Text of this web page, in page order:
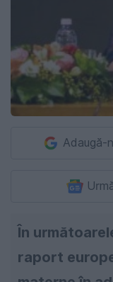
Adaugă-
În
raport